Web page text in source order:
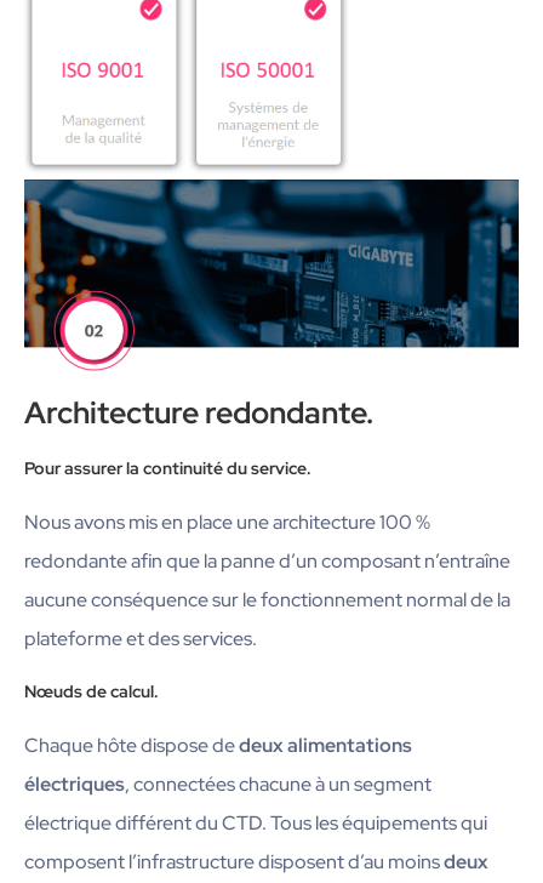
Architecture redondante.
Pour assurer la continuité du service.
Nous avons mis en place une architecture 100 %
redondante afin que la panne d’un composant n’entraîne
aucune conséquence sur le fonctionnement normal de la
plateforme et des services.
Nœuds de calcul.
Chaque hôte dispose dedeux alimentations
électriques, connectées chacune à un segment
électrique différent du CTD. Tous les équipements qui
composent l’infrastructure disposent d’au moinsdeux